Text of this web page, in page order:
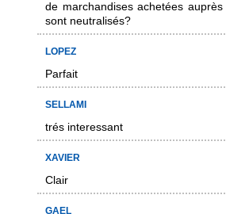
de marchandises achetées
sont neutralisés?
LOPEZ
Parfait
SELLAMI
trés interessant
XAVIER
Clair
GAEL